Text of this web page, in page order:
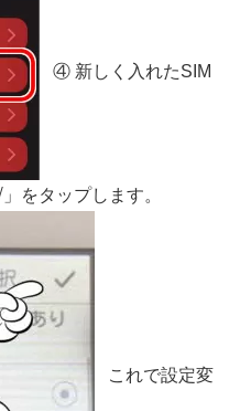
④ 新しく入れたSIM
をタップします。
これで設定変